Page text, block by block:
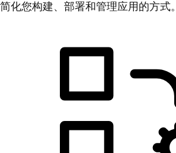
简化您构建、部署和管理应用的方式。